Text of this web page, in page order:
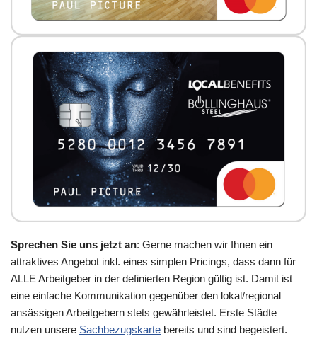
Sprechen Sie uns jetzt an: Gerne machen wir Ihnen ein
attraktives Angebot inkl. eines simplen Pricings, dass dann für
ALLE Arbeitgeber in der definierten Region gültig ist. Damit ist
eine einfache Kommunikation gegenüber den lokal/regional
ansässigen Arbeitgebern stets gewährleistet. Erste Städte
nutzen unsere Sachbezugskarte bereits und sind begeistert.